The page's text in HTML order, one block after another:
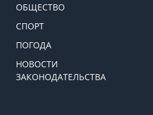
ОБЩЕСТВО
СПОРТ
ПОГОДА
НОВОСТИ
ЗАКОНОДАТЕЛЬСТВА